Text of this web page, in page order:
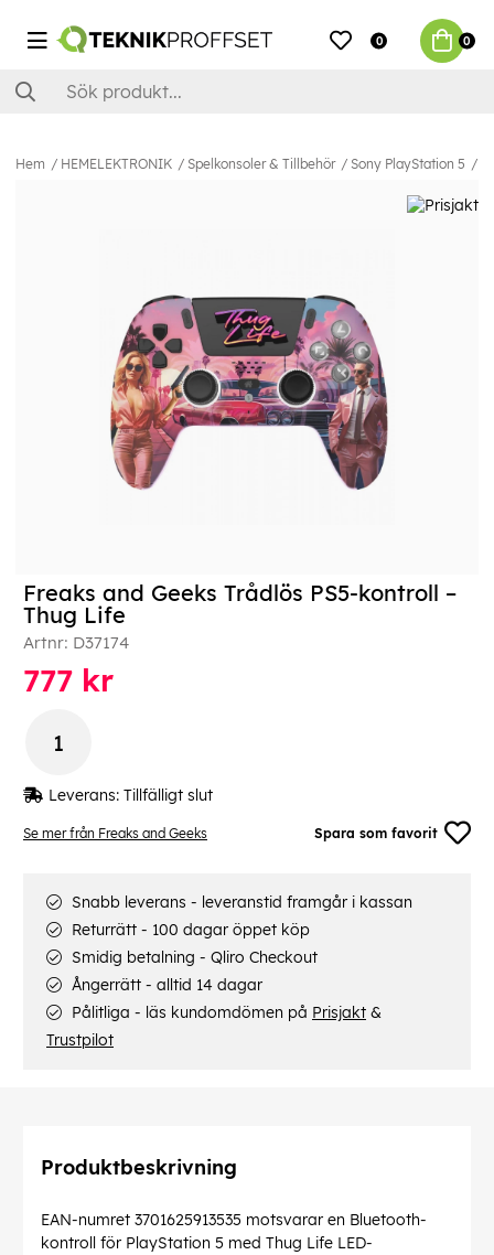
0 0
Hem HEMELEKTRONIK Spelkonsoler & Tillbehör Sony PlayStation 5
Se mer från Freaks and Geeks Spara som favorit
Freaks and Geeks Trådlös PS5-kontroll –
Thug Life
Artnr: D37174
777 kr
Leverans: Tillfälligt slut
Snabb leverans - leveranstid framgår i kassan
Returrätt - 100 dagar öppet köp
Smidig betalning - Qliro Checkout
Ångerrätt - alltid 14 dagar
Pålitliga - läs kundomdömen på Prisjakt &
Trustpilot
Produktbeskrivning
EAN-numret 3701625913535 motsvarar en Bluetooth-
kontroll för PlayStation 5 med Thug Life LED-